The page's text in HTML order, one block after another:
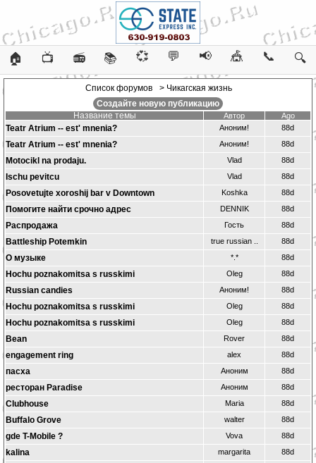
🏠 📺 📻 📚 💞 💬 📢 🎪 📞 🔍
Список форумов
> Чикагская жизнь
Создайте новую публикацию
Название темы
Автор Ago
Teatr Atrium -- est' mnenia? Аноним! 88d
Teatr Atrium -- est' mnenia? Аноним! 88d
Motocikl na prodaju. Vlad 88d
Ischu pevitcu Vlad 88d
Posovetujte xoroshij bar v Downtown Koshka 88d
Помогите найти срочно адрес DENNIK 88d
Распродажа Гость 88d
Battleship Potemkin true russian .. 88d
О музыке *.* 88d
Hochu poznakomitsa s russkimi Oleg 88d
Russian candies Аноним! 88d
Hochu poznakomitsa s russkimi Oleg 88d
Hochu poznakomitsa s russkimi Oleg 88d
Bean Rover 88d
engagement ring alex 88d
пасха Аноним 88d
ресторан Paradise Аноним 88d
Clubhouse Maria 88d
Buffalo Grove walter 88d
gde T-Mobile ? Vova 88d
kalina margarita 88d